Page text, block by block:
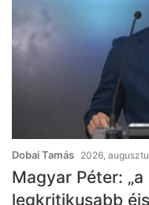
Dobai Tamás 2026,
Magyar Péter:
legkritikusabb